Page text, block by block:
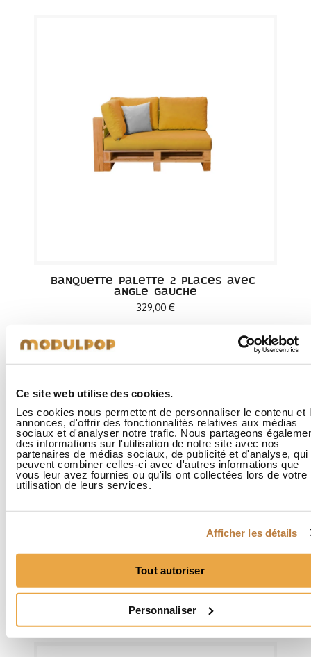
Ce site web utilise des cookies.
Les cookies nous permettent de personnaliser le contenu et
annonces, d'offrir des fonctionnalités relatives aux médias
sociaux et d'analyser notre trafic. Nous partageons
des informations sur l'utilisation de notre site avec nos
partenaires de médias sociaux, de publicité et d'analyse, qui
peuvent combiner celles-ci avec d'autres informations que
vous leur avez fournies ou qu'ils ont collectées lors de votre
utilisation de leurs services.
Afficher les détails
Tout autoriser
Personnaliser
Banquette Palette 2 places avec
angle gauche
329,00 €